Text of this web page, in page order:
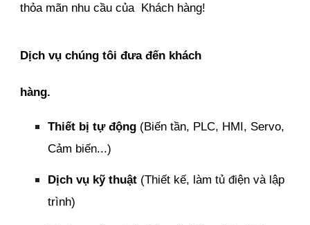
thỏa mãn nhu cầu của Khách hàng!
Dịch vụ chúng tôi đưa đến khách
hàng.
Thiết bị tự động (Biến tần, PLC, HMI, Servo,
Cảm biến...)
Dịch vụ kỹ thuật (Thiết kế, làm tủ điện và lập
trình)